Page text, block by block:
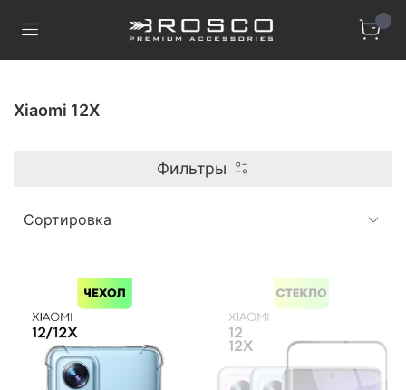
Xiaomi 12X
Фильтры